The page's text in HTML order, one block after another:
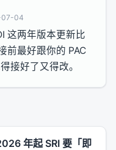
07-04
这两年版本更新比
前最好跟你的 PAC
接好了又得改。
年起 SRI 要「即